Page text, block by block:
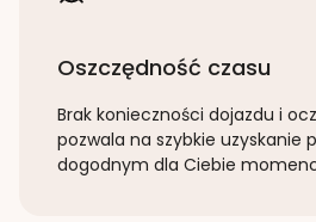
Oszczędność czasu
Brak konieczności dojazdu i
pozwala na szybkie uzyskanie
dogodnym dla Ciebie